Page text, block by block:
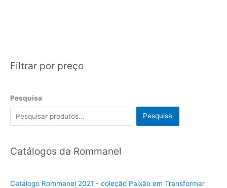
Filtrar por preço
Pesquisa
Pesquisa
Catálogos da Rommanel
Catálogo Rommanel 2021 - coleção Paixão em Transformar